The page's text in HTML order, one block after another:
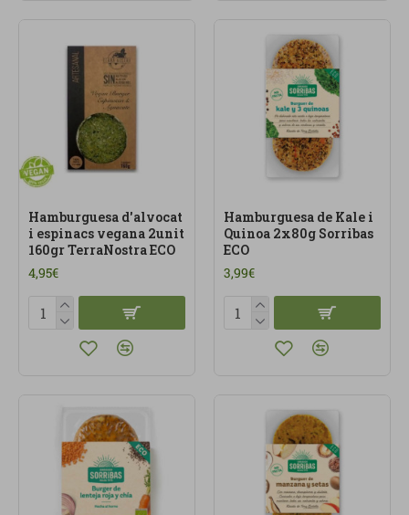
Hamburguesa d'alvocat
i espinacs vegana 2unit
160gr TerraNostra ECO
4,95€
Hamburguesa de Kale i
Quinoa 2x80g Sorribas
ECO
3,99€